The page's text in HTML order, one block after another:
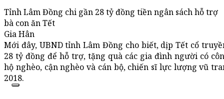
Tỉnh Lâm Đồng chi gần 28 tỷ đồng tiền ngân sách hỗ trợ
bà con ăn Tết
Gia Hân
Mới đây, UBND tỉnh Lâm Đồng cho biết, dịp Tết cổ
28 tỷ đồng để hỗ trợ, tặng quà các gia đình người có
hộ nghèo, cận nghèo và cán bộ, chiến sĩ lực lượng vũ
2018.